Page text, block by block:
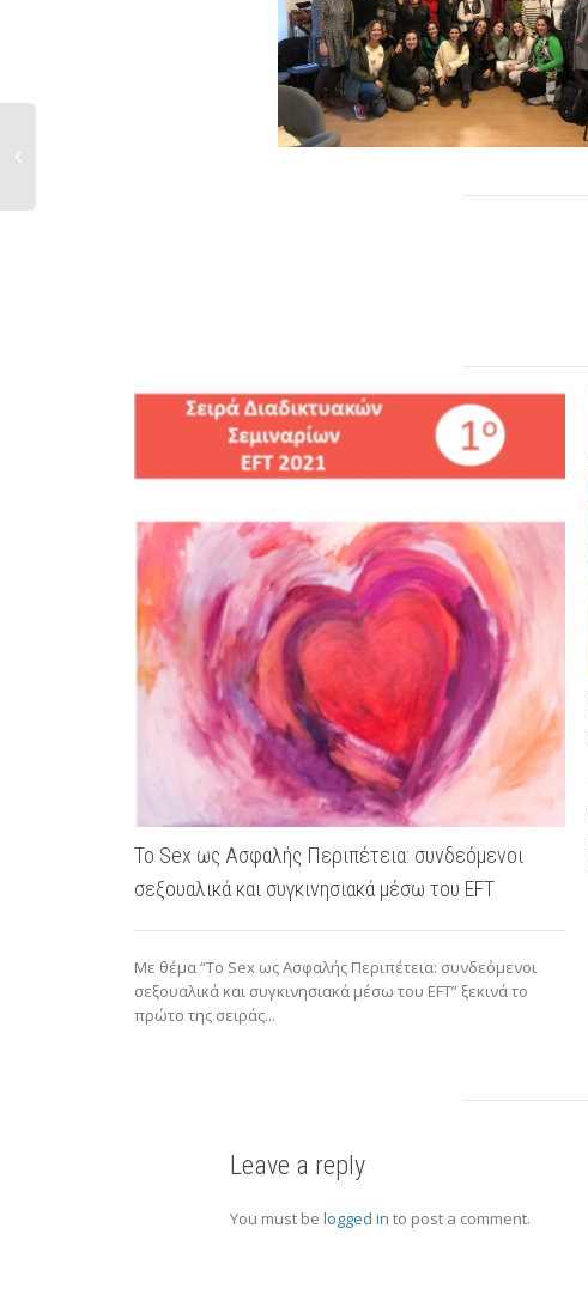
Το Sex ως Ασφαλής Περιπέτεια: συνδεόμενοι
σεξουαλικά και συγκινησιακά μέσω του EFT
Με θέμα “Το Sex ως Ασφαλής Περιπέτεια: συνδεόμενοι
σεξουαλικά και συγκινησιακά μέσω του EFT” ξεκινά το
πρώτο της σειράς...
Leave a reply
You must be logged in to post a comment.